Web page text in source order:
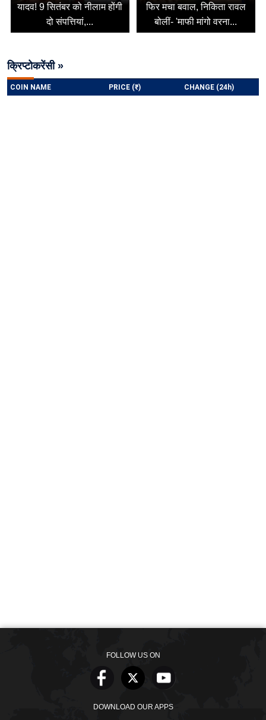
यादव! 9 सितंबर को नीलाम होंगी
दो संपत्तियां,...
फिर मचा बवाल, निकिता रावल
बोलीं- 'माफी मांगो वरना...
क्रिप्टोकरेंसी »
FOLLOW US ON
DOWNLOAD OUR APPS